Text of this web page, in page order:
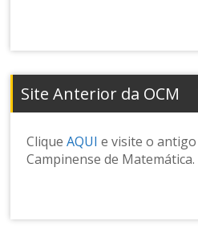
Site Anterior da OCM
CliqueAQUI e visite o
Campinense de Matemática.